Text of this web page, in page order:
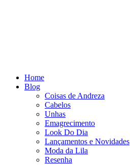
Home
Blog
Coisas de Andreza
Cabelos
Unhas
Emagrecimento
Look Do Dia
Lançamentos e Novidades
Moda da Lila
Resenha